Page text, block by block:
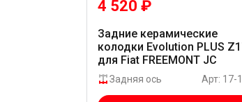
4 520 ₽
Задние керамические
колодки Evolution PLUS
для Fiat FREEMONT JC
Задняя ось Арт: 17-